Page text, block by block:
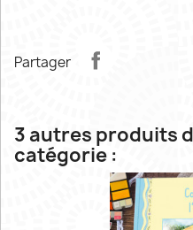
Partager
3 autres produits
catégorie :